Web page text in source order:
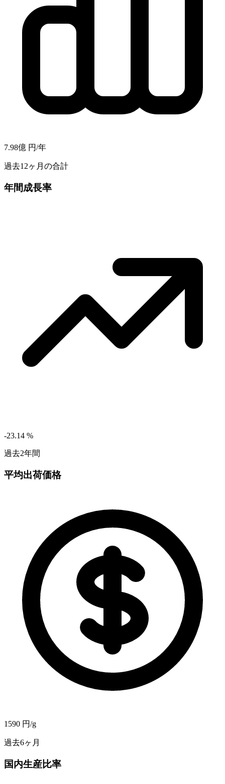
7.98億 円/年
過去12ヶ月の合計
年間成長率
-23.14 %
過去2年間
平均出荷価格
1590 円/g
過去6ヶ月
国内生産比率